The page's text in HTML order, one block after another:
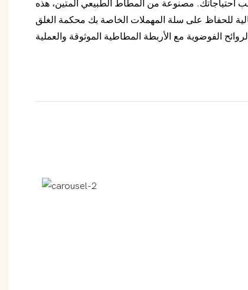
احتياجاتك. مصنوعة من المطاط الطبيعي المتين، هذه
مقاس 360*3 مم مثالية للحفاظ على سلة المهملات الخاصة بك محكمة الغلق